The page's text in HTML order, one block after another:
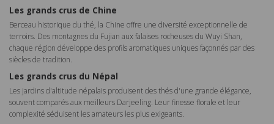
Les grands crus de Chine
Berceau historique du thé, la Chine offre une diversité exceptionnelle de
terroirs. Des montagnes du Fujian aux falaises rocheuses du Wuyi Shan,
chaque région développe des profils aromatiques uniques façonnés par des
siècles de tradition.
Les grands crus du Népal
Les jardins d'altitude népalais produisent des thés d'une grande élégance,
souvent comparés aux meilleurs Darjeeling. Leur finesse florale et leur
complexité séduisent les amateurs les plus exigeants.